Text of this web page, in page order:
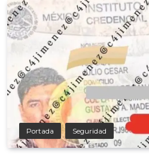
Portada Seguridad